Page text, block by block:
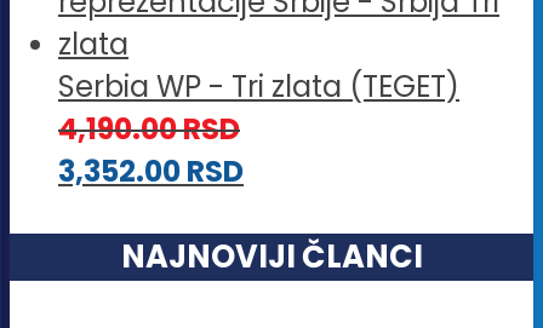
Serbia WP - Tri zlata (TEGET)
4,190.00RSD
3,352.00RSD
NAJNOVIJI ČLANCI